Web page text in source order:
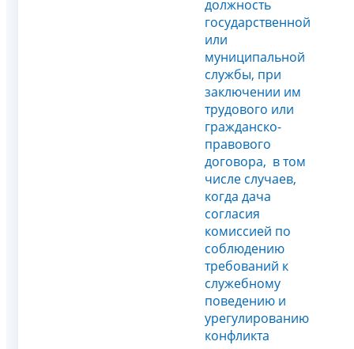
должность
государственной
или
муниципальной
службы, при
заключении им
трудового или
гражданско-
правового
договора, в том
числе случаев,
когда дача
согласия
комиссией по
соблюдению
требований к
служебному
поведению и
урегулированию
конфликта